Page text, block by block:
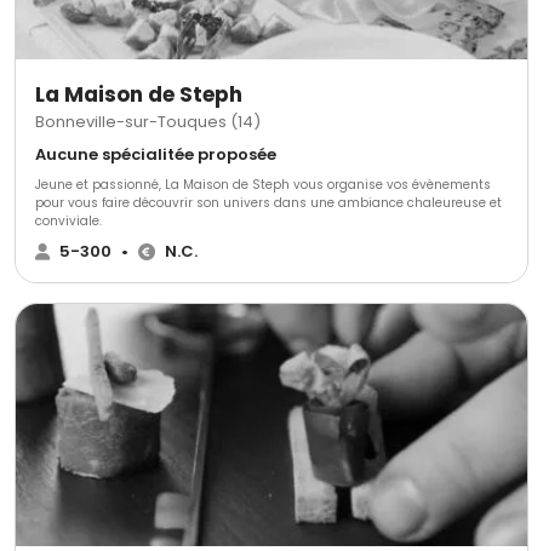
La Maison de Steph
Bonneville-sur-Touques (14)
Aucune spécialitée proposée
Jeune et passionné, La Maison de Steph vous organise vos évènements
pour vous faire découvrir son univers dans une ambiance chaleureuse et
conviviale.
5-300 • N.C.